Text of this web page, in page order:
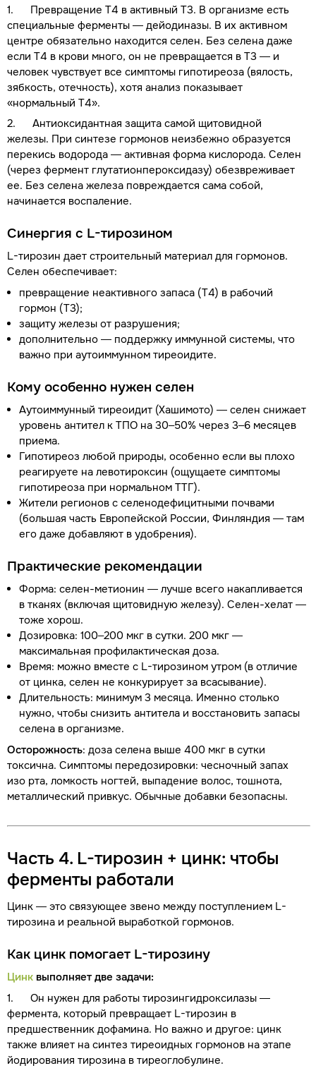
1. Превращение Т4 в активный Т3. В организме есть
специальные ферменты — дейодиназы. В их активном
центре обязательно находится селен. Без селена даже
если Т4 в крови много, он не превращается в Т3 — и
человек чувствует все симптомы гипотиреоза (вялость,
зябкость, отечность), хотя анализ показывает
«нормальный Т4».
2. Антиоксидантная защита самой щитовидной
железы. При синтезе гормонов неизбежно образуется
перекись водорода — активная форма кислорода. Селен
(через фермент глутатионпероксидазу) обезвреживает
ее. Без селена железа повреждается сама собой,
начинается воспаление.
Синергия с L-тирозином
L-тирозин дает строительный материал для гормонов.
Селен обеспечивает:
превращение неактивного запаса (Т4) в рабочий
гормон (Т3);
защиту железы от разрушения;
дополнительно — поддержку иммунной системы, что
важно при аутоиммунном тиреоидите.
Кому особенно нужен селен
Аутоиммунный тиреоидит (Хашимото) — селен снижает
уровень антител к ТПО на 30–50% через 3–6 месяцев
приема.
Гипотиреоз любой природы, особенно если вы плохо
реагируете на левотироксин (ощущаете симптомы
гипотиреоза при нормальном ТТГ).
Жители регионов с селенодефицитными почвами
(большая часть Европейской России, Финляндия — там
его даже добавляют в удобрения).
Практические рекомендации
Форма: селен-метионин — лучше всего накапливается
в тканях (включая щитовидную железу). Селен-хелат —
тоже хорош.
Дозировка: 100–200 мкг в сутки. 200 мкг —
максимальная профилактическая доза.
Время: можно вместе с L-тирозином утром (в отличие
от цинка, селен не конкурирует за всасывание).
Длительность: минимум 3 месяца. Именно столько
нужно, чтобы снизить антитела и восстановить запасы
селена в организме.
Осторожность: доза селена выше 400 мкг в сутки
токсична. Симптомы передозировки: чесночный запах
изо рта, ломкость ногтей, выпадение волос, тошнота,
металлический привкус. Обычные добавки безопасны.
Часть 4. L-тирозин + цинк: чтобы
ферменты работали
Цинк — это связующее звено между поступлением L-
тирозина и реальной выработкой гормонов.
Как цинк помогает L-тирозину
Цинк выполняет две задачи:
1. Он нужен для работы тирозингидроксилазы —
фермента, который превращает L-тирозин в
предшественник дофамина. Но важно и другое: цинк
также влияет на синтез тиреоидных гормонов на этапе
йодирования тирозина в тиреоглобулине.